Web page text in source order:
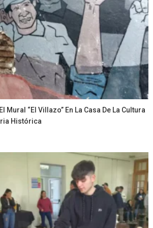
Mural “El Villazo” En La Casa De La Cultura
Histórica